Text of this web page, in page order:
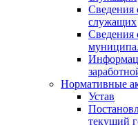
Сведения
служащих
Сведения
Нормативные
Устав
текущий